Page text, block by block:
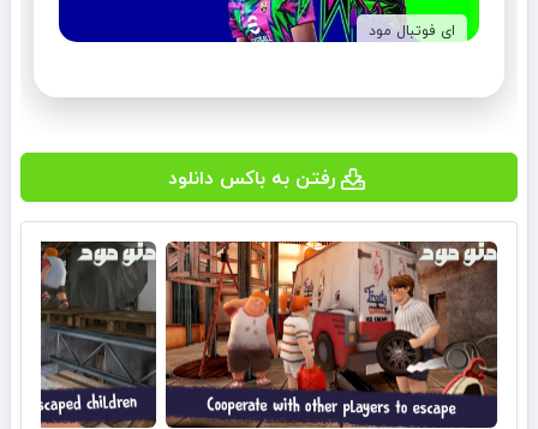
ای فوتبال مود
رفتن به باکس دانلود